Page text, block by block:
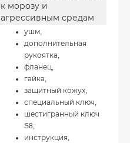
к морозу и
агрессивным средам
ушм,
дополнительная
рукоятка,
фланец,
гайка,
защитный кожух,
специальный ключ,
шестигранный ключ
S8,
инструкция,